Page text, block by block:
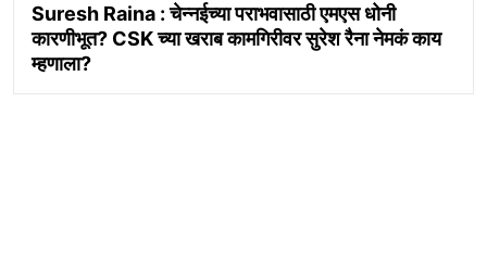
Suresh Raina : चेन्नईच्या पराभवासाठी एमएस धोनी
कारणीभूत? CSK च्या खराब कामगिरीवर सुरेश रैना नेमकं काय
म्हणाला?